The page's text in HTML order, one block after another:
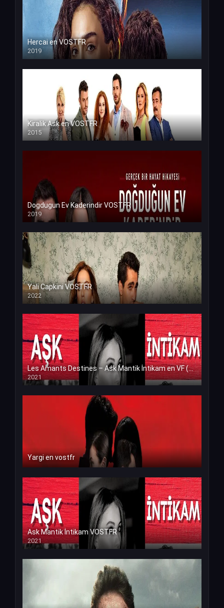
Hercai en VOSTFR
2019
Kiralik Ask en VOSTFR
2015
Dogdugun Ev Kaderindir VOSTFR
2019
Yali Capkini VOSTFR
2022
Les Amants Destines – Ask Mantik İntikam en VF (Voix Francaise)
2021
Yargi en vostfr
Ask Mantik İntikam VOSTFR
2021